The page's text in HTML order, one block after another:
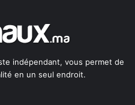
indépendant, vous permet de
en un seul endroit.